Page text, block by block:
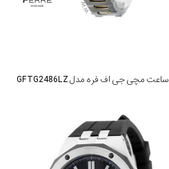
ساعت مچی جی اف فره مدل GFTG2486LZ